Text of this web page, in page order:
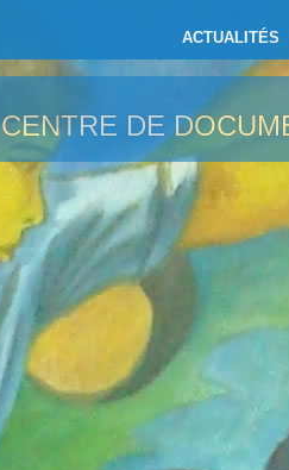
ACTUALITÉS
CENTRE DE